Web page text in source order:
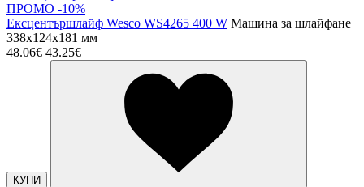
ПРОМО -10%
Ексцентършлайф Wesco WS4265 400 W Машина за шлайфане
338x124x181 мм
48.06€ 43.25€
КУПИ